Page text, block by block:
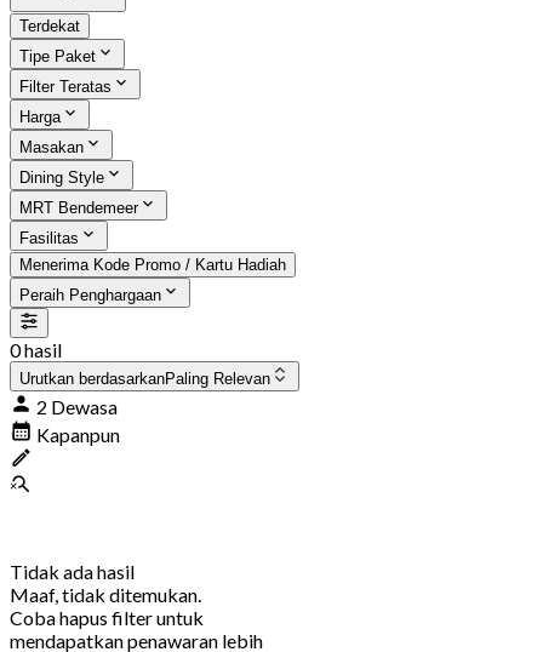
Terdekat
Tipe Paket
Filter Teratas
Harga
Masakan
Dining Style
MRT Bendemeer
Fasilitas
Menerima Kode Promo / Kartu Hadiah
Peraih Penghargaan
0 hasil
Urutkan berdasarkanPaling Relevan
2 Dewasa
Kapanpun
Tidak ada hasil
Maaf, tidak ditemukan.
Coba hapus filter untuk
mendapatkan penawaran lebih